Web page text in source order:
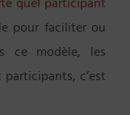
pour faciliter ou
ce modèle, les
c’est